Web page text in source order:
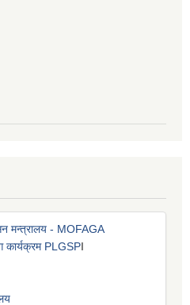
मन्त्रालय - MOFAGA
कार्यक्रम PLGSPI